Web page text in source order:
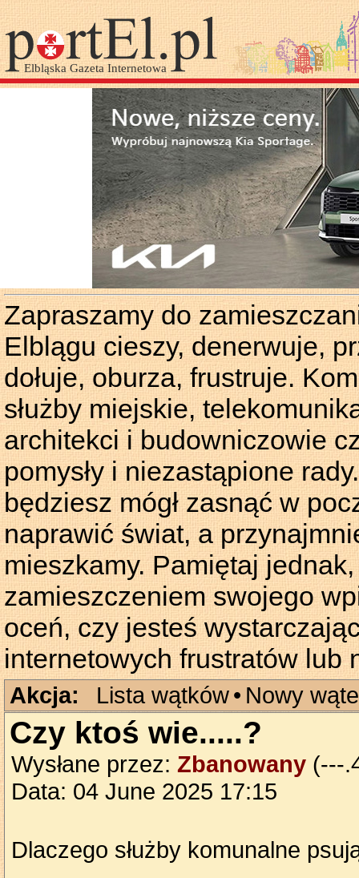
Zapraszamy do
Elblągu cieszy, denerwuje,
dołuje, oburza, frustruje.
służby miejskie,
architekci i budowniczowie
pomysły i niezastąpione
będziesz mógł zasnąć w
naprawić świat, a
mieszkamy. Pamiętaj
zamieszczeniem swojego
oceń, czy jesteś
internetowych frustratów lub
Akcja: Lista wątków• Nowy
Czy ktoś wie.....?
Wysłane przez: Zbanowany (---
Data: 04 June 2025 17:15
Dlaczego służby komunalne